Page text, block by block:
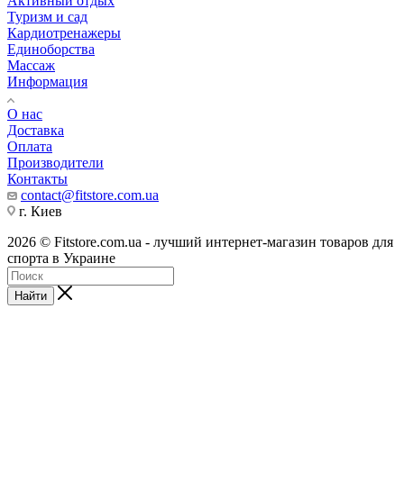
Туризм и сад
Кардиотренажеры
Единоборства
Массаж
Информация
О нас
Доставка
Оплата
Производители
Контакты
contact@fitstore.com.ua
г. Киев
2026 © Fitstore.com.ua - лучший интернет-магазин товаров для
спорта в Украине
Найти